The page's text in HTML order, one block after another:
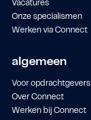
Vacatures
Onze specialismen
Werken via Connect
algemeen
Voor opdrachtgevers
Over Connect
Werken bij Connect